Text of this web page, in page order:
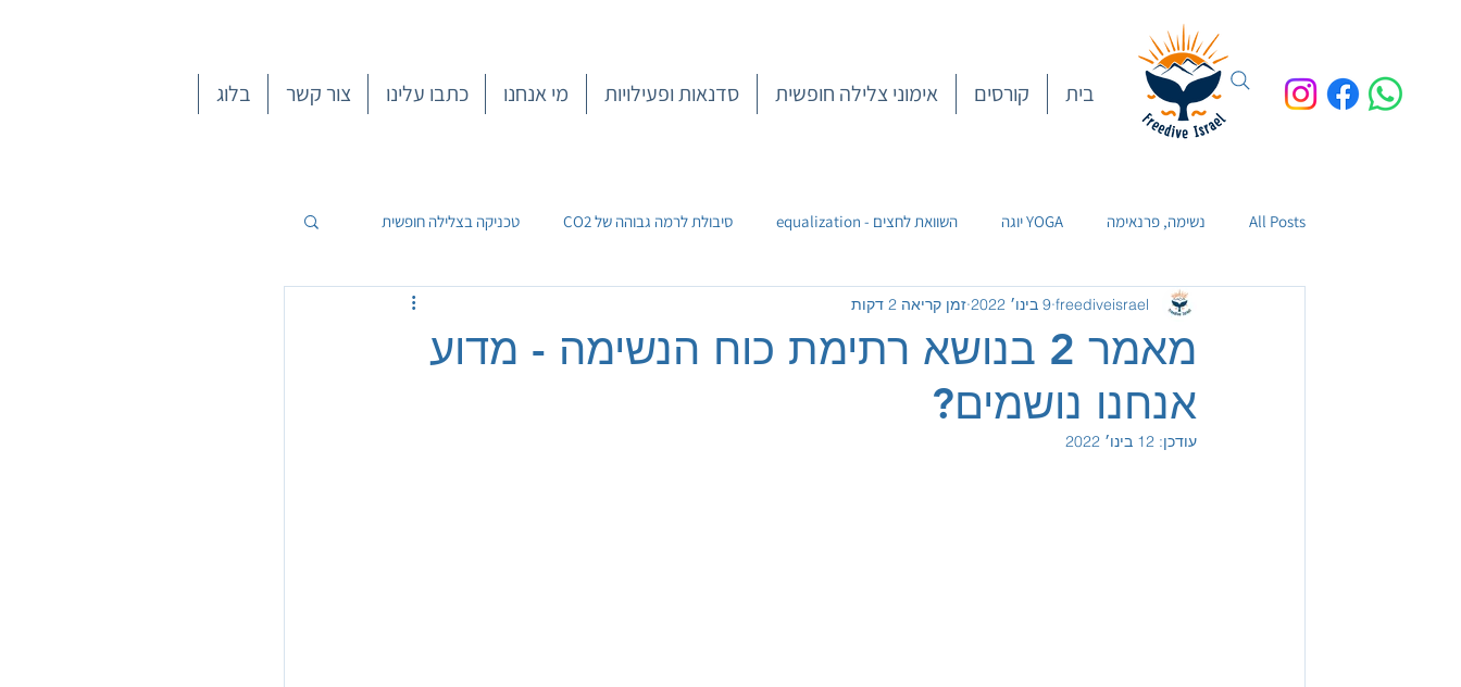
בית קורסים אימוני צלילה חופשית סדנאות ופעילויות מי אנחנו כתבו עלינו צור קשר בלוג
All Posts נשימה, פרנאימה YOGA יוגה השוואת לחצים - equalization סיבולת לרמה גבוהה של CO2 טכניקה בצלילה חופשית
פיזיולוגיה וצלילה חופשית Wellness חיים בריא פיזיקה וצלילה חופשית
מאמר 2 בנושא רתימת כוח הנשימה - מדוע
אנחנו נושמים?
freediveisrael 9 בינו׳ 2022 זמן קריאה 2 דקות
עודכן: 12 בינו׳ 2022